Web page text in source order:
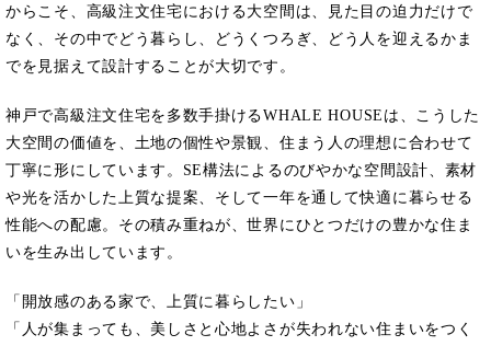
からこそ、高級注文住宅における大空間は、見た目の迫力だけで
なく、その中でどう暮らし、どうくつろぎ、どう人を迎えるかま
でを見据えて設計することが大切です。
神戸で高級注文住宅を多数手掛けるWHALE HOUSEは、こうした
大空間の価値を、土地の個性や景観、住まう人の理想に合わせて
丁寧に形にしています。SE構法によるのびやかな空間設計、素材
や光を活かした上質な提案、そして一年を通して快適に暮らせる
性能への配慮。その積み重ねが、世界にひとつだけの豊かな住ま
いを生み出しています。
「開放感のある家で、上質に暮らしたい」
「人が集まっても、美しさと心地よさが失われない住まいをつく